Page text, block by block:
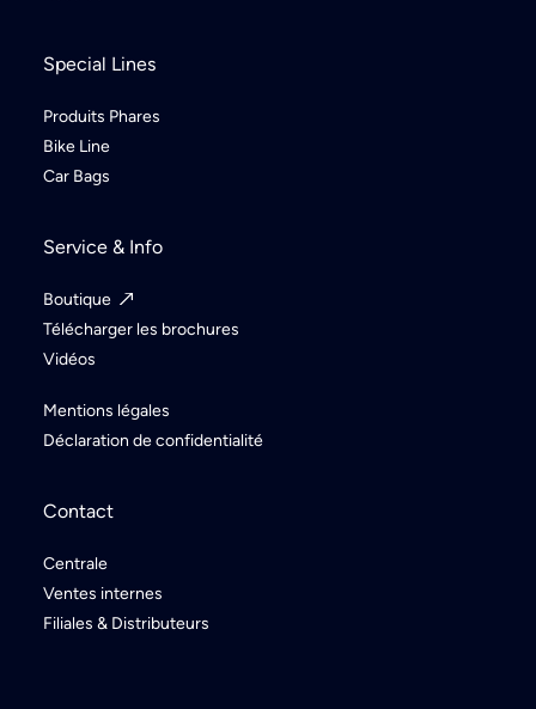
Special Lines
Produits Phares
Bike Line
Car Bags
Service & Info
Boutique
Télécharger les brochures
Vidéos
Mentions légales
Déclaration de confidentialité
Contact
Centrale
Ventes internes
Filiales & Distributeurs